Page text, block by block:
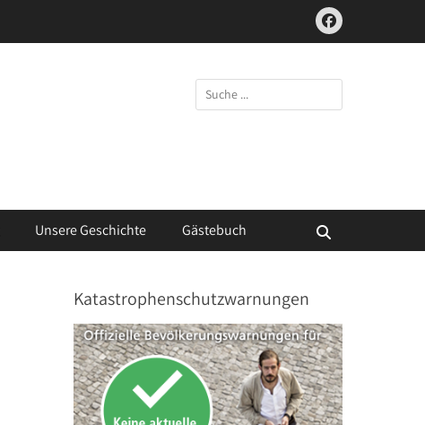
Facebook
Suchen
nach:
Unsere Geschichte Gästebuch
Katastrophenschutzwarnungen